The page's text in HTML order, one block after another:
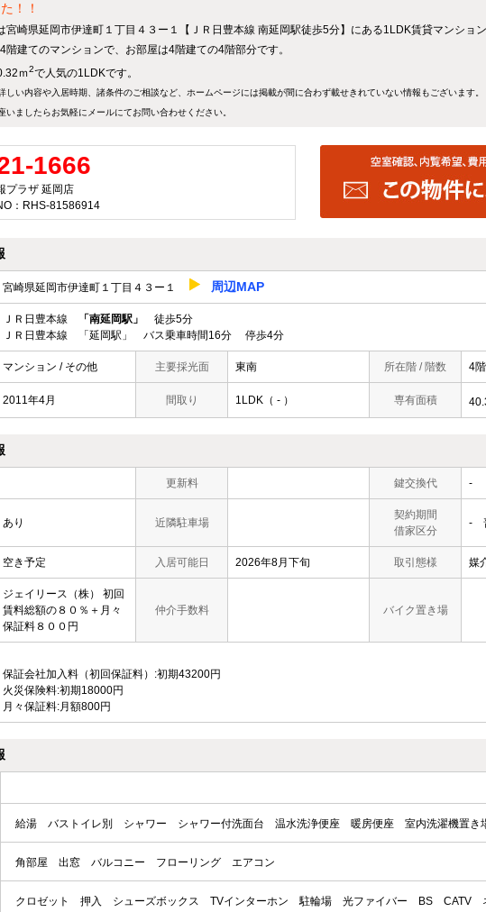
！！
宮崎県延岡市伊達町１丁目４３ー１【ＪＲ日豊本線 南延岡駅徒歩5分】にある1LDK賃貸マンション
階建てのマンションで、お部屋は4階建ての4階部分です。
ｍ2で人気の1LDKです。
い内容や入居時期、諸条件のご相談など、ホームページには掲載が間に合わず載せきれていない情報もございます。
いましたらお気軽にメールにてお問い合わせください。
1666
プラザ 延岡店
：RHS-81586914
宮崎県延岡市伊達町１丁目４３ー１ 周辺MAP
ＪＲ日豊本線 「南延岡駅」
徒歩5分
ＪＲ日豊本線 「延岡駅」 バス乗車時間16分 停歩4分
マンション / その他 主要採光面 東南 所在階 / 階数 4
2011年4月 間取り 1LDK（ - ） 専有面積
更新料 鍵交換代 -
あり 近隣駐車場
契約期間
借家区分
-
空き予定 入居可能日 2026年8月下旬 取引態様 媒
ジェイリース（株） 初回
賃料総額の８０％＋月々
保証料８００円
仲介手数料 バイク置き場
保証会社加入料（初回保証料）:初期43200円
火災保険料:初期18000円
月々保証料:月額800円
給湯 バストイレ別 シャワー シャワー付洗面台 温水洗浄便座 暖房便座 室内洗濯機置き
角部屋 出窓 バルコニー フローリング エアコン
クロゼット 押入 シューズボックス TVインターホン 駐輪場 光ファイバー BS CATV